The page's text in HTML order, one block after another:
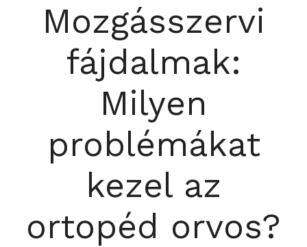
Mozgásszervi
fájdalmak:
Milyen
problémákat
kezel az
ortopéd orvos?